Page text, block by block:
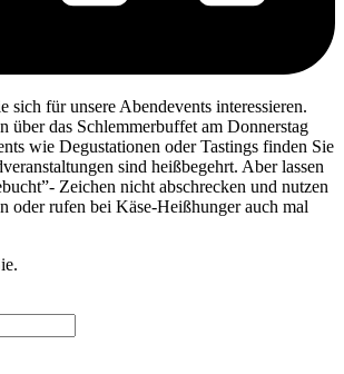
sich für unsere Abendevents interessieren.
über das Schlemmerbuffet am Donnerstag
wie Degustationen oder Tastings finden Sie
sind heißbegehrt. Aber lassen
Zeichen nicht abschrecken und nutzen
oder rufen bei Käse-Heißhunger auch mal